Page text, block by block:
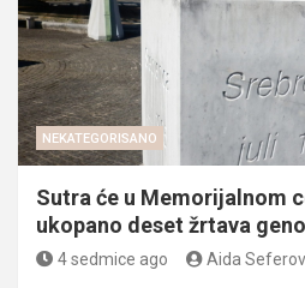
NEKATEGORISANO
Sutra će u Memorijalnom
ukopano deset žrtava
4 sedmice ago Aida